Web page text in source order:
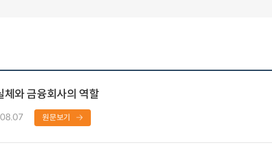
체와 금융회사의 역할
원문보기